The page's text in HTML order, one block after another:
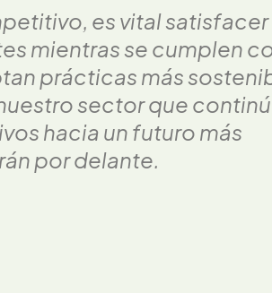
es vital satisfacer
mientras se cumplen
prácticas más
sector que
hacia un futuro más
por delante.